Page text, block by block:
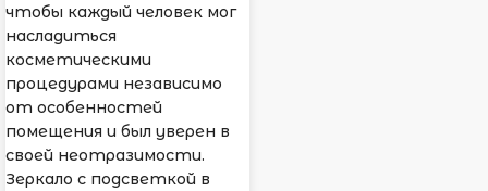
чтобы каждый человек мог
насладиться
косметическими
процедурами независимо
от особенностей
помещения и был уверен в
своей неотразимости.
Зеркало с подсветкой в